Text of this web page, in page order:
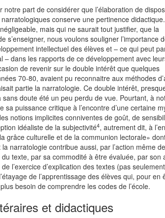
notre part de considérer que l’élaboration de
conserve une pertinence
mais qui ne saurait tout justifier, que la
s’enseigner, nous voulons souligner l’importance
intellectuel des élèves et – ce qui peut
– dans les rapports de ce développement avec
de revenir sur le double intérêt que quelques
70-80, avaient pu reconnaitre aux méthodes
partie la narratologie. Ce double intérêt,
doute été un peu perdu de vue. Pourtant, à
sa puissance critique à l’encontre d’une certaine
notions implicites conniventes de goût, de
idéaliste de la subjectivité4, autrement dit, à
grâce culturelle et de la communion lectorale»
narratologie contribue aussi, par l’action même
texte, par sa commodité à être évaluée, par son
l’exercice d’explication des textes (pas seulement
de l’apprentissage des élèves qui, pour en
besoin de comprendre les codes de l’école.
et didactiques